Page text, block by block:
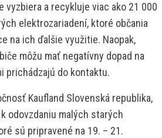
vyzbiera a recykluje viac ako 21 000
elektrozariadení, ktoré občania
na ich ďalšie využitie. Naopak,
môžu mať negatívny dopad na
prichádzajú do kontaktu.
Kaufland Slovenská republika,
odovzdaniu malých starých
sú pripravené na 19. – 21.